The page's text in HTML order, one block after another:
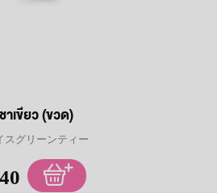
ชาเขียว (ขวด)
スグリーンティー
40